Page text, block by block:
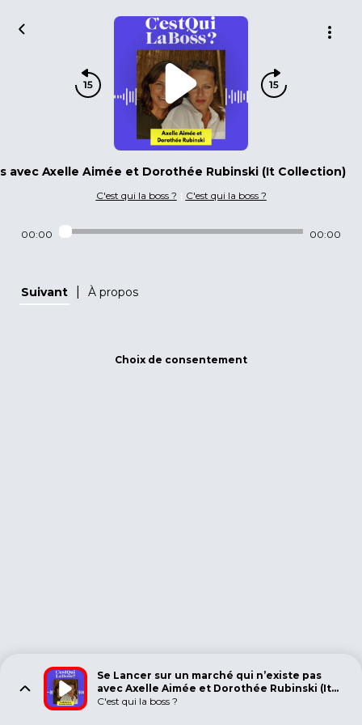
avec Axelle Aimée et Dorothée Rubinski (It Collection)
C'est qui la boss ? | C'est qui la boss ?
00:00 00:00
Suivant À propos
Choix de consentement
Se Lancer sur un marché qui n’existe pas
avec Axelle Aimée et Dorothée Rubinski (It
Collection)
C'est qui la boss ?